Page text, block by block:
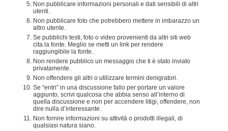
Non pubblicare informazioni personali e dati sensibili di altri
utenti.
Non pubblicare foto che potrebbero mettere in imbarazzo un
altro utente.
Se pubblichi testi, foto o video provenienti da altri siti web
cita la fonte. Meglio se metti un link per rendere
raggiungibile la fonte.
Non rendere pubblico un messaggio che ti è stato inviato
privatamente.
Non offendere gli altri o utilizzare termini denigratori.
Se “entri” in una discussione fallo per portare un valore
aggiunto, scrivi qualcosa che abbia senso all’interno di
quella discussione e non per accendere litigi, offendere, non
dire nulla d’interessante.
Non fornire informazioni su attività o prodotti illegali, di
qualsiasi natura siano.